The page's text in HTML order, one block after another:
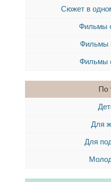
Сюжет в
Фильмы
Фильмы
Фильмы
По
Для
Для